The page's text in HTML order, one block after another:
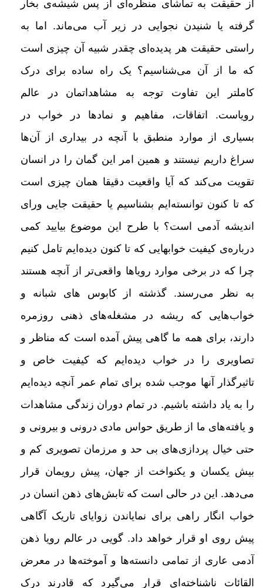
از حقیقت به تماشای منظره‌ای از پس شیشه‌ی بخار
گرفته یا شنیدن نجوایی در زیر آب می‌ماند. اما به
راستی حقیقت هر پدیده‌ای چقدر شبیه آن چیزی است
که ما از آن می‌شناسیم؟ یک راه ساده برای درک
کاملتر این تفاوت توجه به مشاهداتمان در عالم
رویاست. اتفاقات، مفاهیم و نمادها در خواب در
بسیاری از موارد منطبق با آنچه در بیداری از آن‌ها
سراغ داریم نیستند و همین امر این گمان را در انسان
تقویت می‌کند که آیا واقعیت دقیقا همان چیزی
ست
که تا کنون توانسته‌ایم بشناسیم یا حقیقت جایی ورای
اندیشه آدمی است؟ با طرح این موضوع بیایید کمی
درباره‌ی کیفیت خوابهایی که تا کنون دیده‌ایم تامل کنیم
چرا که در برخی موارد رویاها واقعی‌تر از آنچه هستند
به نظر می‌رسند. گذشته از کابوس های شبانه و
خواب‌هایی که ریشه در مشغله‌های ذهنی روزمره
دارند، برای همه ما گاهی پیش
آمده است که مناظر و
تصاویری را در خواب دیده‌ایم که کیفیت خاص و
تاثیرگذار آنها موجب شده برای تمام عمر آنچه دیده‌ایم
را به یاد داشته باشیم. در تمام دوران زندگی مشاهدات
و یافته‌های ما از طریق حواس مادی درونی و بیرونی و
حتی خیال پردازی‌های بی حد و مرزمان تصویری کم و
بیش یکسان و یکنواخت از جهان، پیش رویمان قرار
می‌دهد. این در حالی است که تابش‌های ذهن انسان در
خواب انگار راهی برای نمایاندن زوایای تاریک آگاهی
پیش روی او قرار خواهد داد. گویی در عالم رویا ذهن
آدمی عاری از تمامی دانسته‌ها و آموخته‌ها در معرض
القائات ناشناخته‌ای قرار می‌گیرد که قادرند درک